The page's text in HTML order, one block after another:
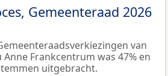
Gemeenteraad 2026
van
Frankcentrum was 47% en
uitgebracht.